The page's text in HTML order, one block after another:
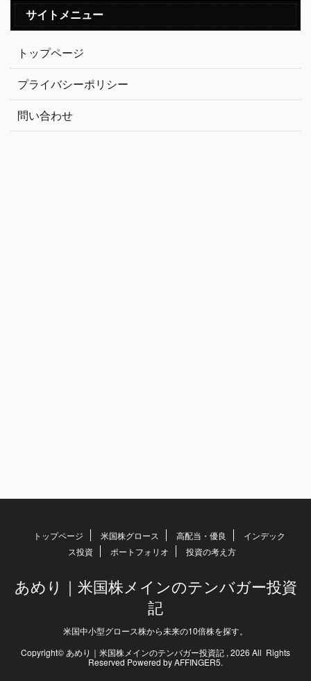
サイトメニュー
トップページ
プライバシーポリシー
問い合わせ
トップページ 米国株グロース 高配当・優良
インデック
ス投資
ポートフォリオ 投資の考え方
あめり｜米国株メインのテンバガー投資
記
米国中小型グロース株から未来の10倍株を探す。
Copyright© あめり｜米国株メインのテンバガー投資記 , 2026 All Rights
Reserved Powered byAFFINGER5.